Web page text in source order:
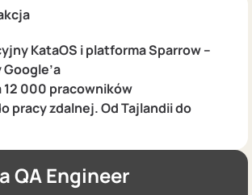
KataOS i platforma Sparrow –
12 000 pracowników
pracy zdalnej. Od Tajlandii do
QA Engineer